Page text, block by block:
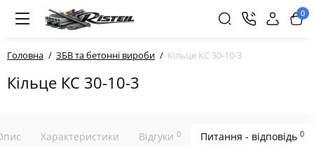
0
Головна ЗБВ та бетонні вироби Кільце КС 30-10-3
Кільце КС 30-10-3
Характеристики Відгуки 0 Питання - відповідь 0